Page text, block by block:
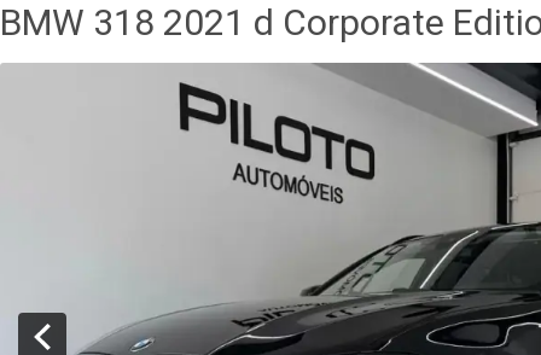
BMW 318 2021 d Corporate